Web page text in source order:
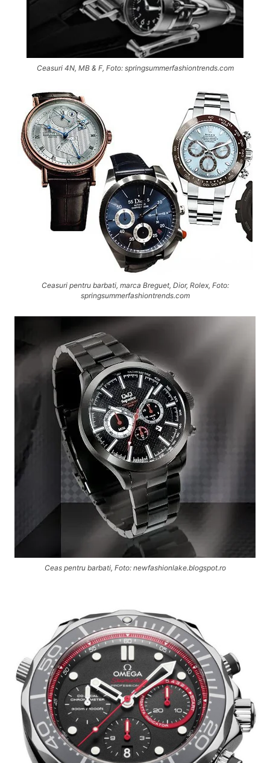
Ceasuri 4N, MB & F, Foto: springsummerfashiontrends.com
Ceasuri pentru barbati, marca Breguet, Dior, Rolex, Foto:
springsummerfashiontrends.com
Ceas pentru barbati, Foto: newfashionlake.blogspot.ro